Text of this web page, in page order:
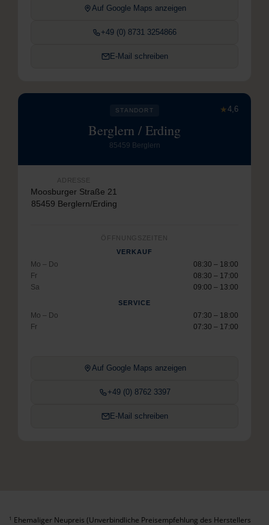
Auf Google Maps anzeigen
+49 (0) 8731 3254866
E-Mail schreiben
★4,6
STANDORT
Berglern / Erding
85459 Berglern
ADRESSE
Moosburger Straße 21
85459 Berglern/Erding
ÖFFNUNGSZEITEN
VERKAUF
Mo – Do
08:30 – 18:00
Fr
08:30 – 17:00
Sa
09:00 – 13:00
SERVICE
Mo – Do
07:30 – 18:00
Fr
07:30 – 17:00
Auf Google Maps anzeigen
+49 (0) 8762 3397
E-Mail schreiben
1 Ehemaliger Neupreis (Unverbindliche Preisempfehlung des Herstellers